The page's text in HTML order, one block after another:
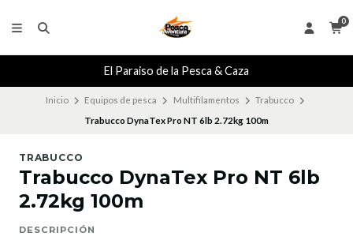
0
El Paraiso de la Pesca & Caza
Inicio Equipos de pesca Multifilamentos
Trabucco
Trabucco DynaTex Pro NT 6lb 2.72kg 100m
TRABUCCO
Trabucco DynaTex Pro NT 6lb
2.72kg 100m
DESCRIPCIÓN